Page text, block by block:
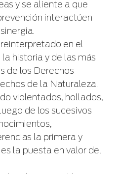
y se aliente a que
interactúen
en el
historia y de las más
de los Derechos
de la Naturaleza.
violentados, hollados,
de los sucesivos
la primera y
la puesta en valor del